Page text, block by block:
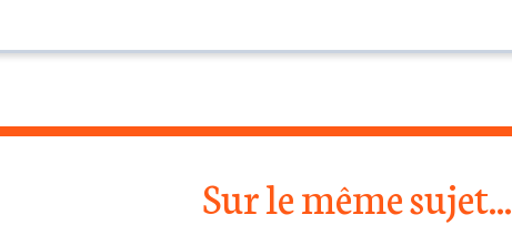
Sur le même sujet...